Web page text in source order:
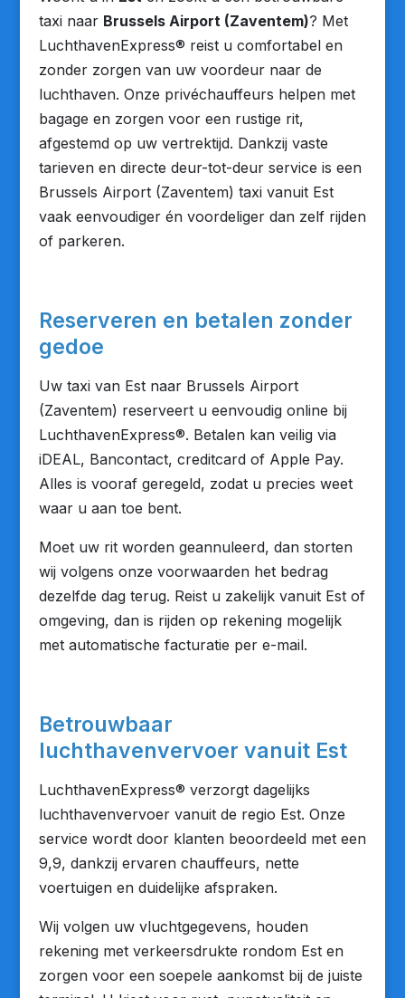
taxi naar Brussels Airport (Zaventem)? Met
LuchthavenExpress® reist u comfortabel en
zonder zorgen van uw voordeur naar de
luchthaven. Onze privéchauffeurs helpen met
bagage en zorgen voor een rustige rit,
afgestemd op uw vertrektijd. Dankzij vaste
tarieven en directe deur-tot-deur service is een
Brussels Airport (Zaventem) taxi vanuit Est
vaak eenvoudiger én voordeliger dan zelf rijden
of parkeren.
Reserveren en betalen zonder
gedoe
Uw taxi van Est naar Brussels Airport
(Zaventem) reserveert u eenvoudig online bij
LuchthavenExpress®. Betalen kan veilig via
iDEAL, Bancontact, creditcard of Apple Pay.
Alles is vooraf geregeld, zodat u precies weet
waar u aan toe bent.
Moet uw rit worden geannuleerd, dan storten
wij volgens onze voorwaarden het bedrag
dezelfde dag terug. Reist u zakelijk vanuit Est of
omgeving, dan is rijden op rekening mogelijk
met automatische facturatie per e-mail.
Betrouwbaar
luchthavenvervoer vanuit Est
LuchthavenExpress® verzorgt dagelijks
luchthavenvervoer vanuit de regio Est. Onze
service wordt door klanten beoordeeld met een
9,9, dankzij ervaren chauffeurs, nette
voertuigen en duidelijke afspraken.
Wij volgen uw vluchtgegevens, houden
rekening met verkeersdrukte rondom Est en
zorgen voor een soepele aankomst bij de juiste